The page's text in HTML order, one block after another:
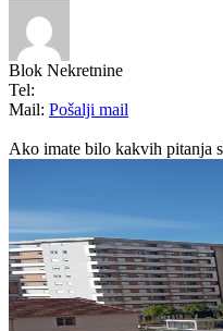
Blok Nekretnine
Tel:
Mail: Pošalji mail
Ako imate bilo kakvih pitanja